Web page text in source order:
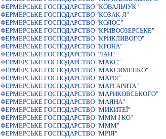
ФЕРМЕРСЬКЕ ГОСПОДАРСТВО "КОВАЛЬЧУК"
ФЕРМЕРСЬКЕ ГОСПОДАРСТВО "КОЗАК-Л"
ФЕРМЕРСЬКЕ ГОСПОДАРСТВО "КОЛОС"
ФЕРМЕРСЬКЕ ГОСПОДАРСТВО "КРИВООЗЕРСЬКЕ"
ФЕРМЕРСЬКЕ ГОСПОДАРСТВО "КРИКЛИВОГО"
ФЕРМЕРСЬКЕ ГОСПОДАРСТВО "КРОНА"
ФЕРМЕРСЬКЕ ГОСПОДАРСТВО "ЛАН"
ФЕРМЕРСЬКЕ ГОСПОДАРСТВО "МАКС"
ФЕРМЕРСЬКЕ ГОСПОДАРСТВО "МАКСИМЕНКО"
ФЕРМЕРСЬКЕ ГОСПОДАРСТВО "МАРІЯ"
ФЕРМЕРСЬКЕ ГОСПОДАРСТВО "МАРГАРИТА"
ФЕРМЕРСЬКЕ ГОСПОДАРСТВО "МАРИКОВСЬКОГО"
ФЕРМЕРСЬКЕ ГОСПОДАРСТВО "МАЯНА"
ФЕРМЕРСЬКЕ ГОСПОДАРСТВО "МИКИТЕЇ"
ФЕРМЕРСЬКЕ ГОСПОДАРСТВО "МММ I КО"
ФЕРМЕРСЬКЕ ГОСПОДАРСТВО "МММ"
ФЕРМЕРСЬКЕ ГОСПОДАРСТВО "МРIЯ"